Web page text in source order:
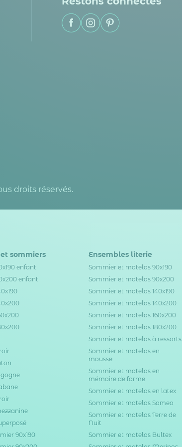
droits réservés.
sommiers
enfant
enfant
90x190
Ensembles literie
Sommier et matelas 90x190
Sommier et matelas 90x200
Sommier et matelas 140x190
Sommier et matelas 140x200
Sommier et matelas 160x200
Sommier et matelas 180x200
Sommier et matelas à ressorts
Sommier et matelas en
mousse
Sommier et matelas en
mémoire de forme
Sommier et matelas en latex
Sommier et matelas Someo
Sommier et matelas Terre de
Nuit
Sommier et matelas Bultex